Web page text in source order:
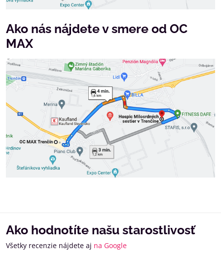
Ako nás nájdete v smere od OC
MAX
Ako hodnotíte našu starostlivosť
Všetky recenzie nájdete aj na Google